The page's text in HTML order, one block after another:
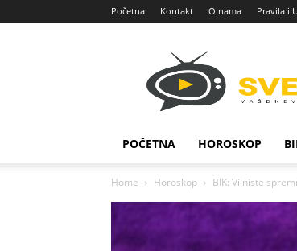
Početna Kontakt O nama Pravila i
POČETNA HOROSKOP
Home Horoskop BIK: Vi niste